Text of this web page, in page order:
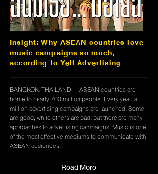
Insight: Why ASEAN countries love
music campaigns so much,
according to Yell Advertising
BANGKOK, THAILAND — ASEAN countries are
home to nearly 700 million people. Every year, a
million advertising campaigns are launched. Some
are good, while others are bad, but there are many
approaches to advertising campaigns. Music is one
of the most effective mediums to communicate with
ASEAN audiences.
Read More